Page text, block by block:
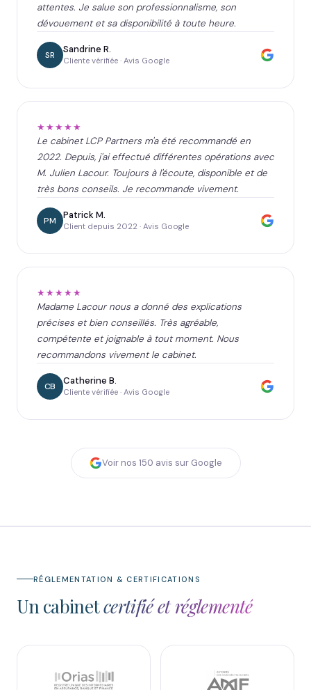
attentes. Je salue son professionnalisme, son
dévouement et sa disponibilité à toute heure.
SR Sandrine R.
Cliente vérifiée · Avis Google
★★★★★
Le cabinet LCP Partners m'a été recommandé en
2022. Depuis, j'ai effectué différentes opérations avec
M. Julien Lacour. Toujours à l'écoute, disponible et de
très bons conseils. Je recommande vivement.
PM Patrick M.
Client depuis 2022 · Avis Google
★★★★★
Madame Lacour nous a donné des explications
précises et bien conseillés. Très agréable,
compétente et joignable à tout moment. Nous
recommandons vivement le cabinet.
CB Catherine B.
Cliente vérifiée · Avis Google
Voir nos 150 avis sur Google
RÉGLEMENTATION & CERTIFICATIONS
Un cabinetcertifié et réglementé